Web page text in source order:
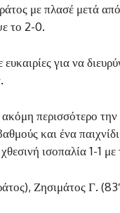
με πλασέ μετά από
το 2-0.
για να
περισσότερο
και ένα
ισοπαλία 1-1 με
Ζησιμάτος Γ.